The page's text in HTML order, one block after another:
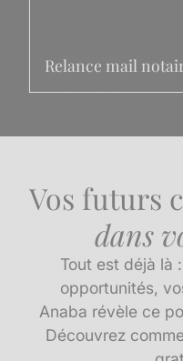
Relance mail
Vos futurs
dans
Tout est déjà là
opportunités,
Anaba révèle ce
Découvrez